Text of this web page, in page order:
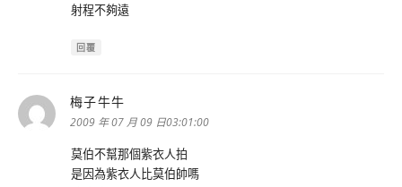
射程不夠遠
回覆
梅子牛牛
示:
2009 年 07 月 09 日03:01:00
莫伯不幫那個紫衣人拍
是因為紫衣人比莫伯帥嗎